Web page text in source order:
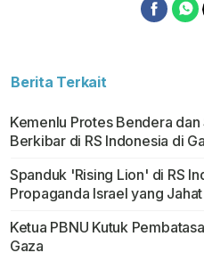
Berita Terkait
Kemenlu Protes Bendera
Berkibar di RS Indonesia di
Spanduk 'Rising Lion' di RS
Propaganda Israel yang Jahat
Ketua PBNU Kutuk
Gaza